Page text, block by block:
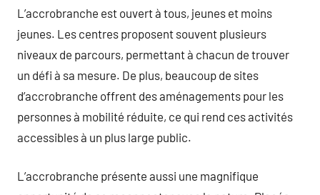
L’accrobranche est ouvert à tous, jeunes et moins
jeunes. Les centres proposent souvent plusieurs
niveaux de parcours, permettant à chacun de trouver
un défi à sa mesure. De plus, beaucoup de sites
d’accrobranche offrent des aménagements pour les
personnes à mobilité réduite, ce qui rend ces activités
accessibles à un plus large public.
L’accrobranche présente aussi une magnifique